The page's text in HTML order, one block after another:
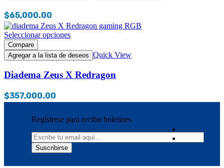
$65,000.00
Seleccionar opciones
Compare
Agregar a la lista de deseos Quick View
Diadema Zeus X Redragon
$357,000.00
Regístrese para recibir boletines